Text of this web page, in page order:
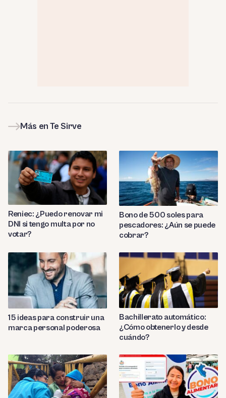
Más en Te Sirve
Reniec: ¿Puedo renovar mi
DNI si tengo multa por no
votar?
Bono de 500 soles para
pescadores: ¿Aún se puede
cobrar?
15 ideas para construir una
marca personal poderosa
Bachillerato automático:
¿Cómo obtenerlo y desde
cuándo?